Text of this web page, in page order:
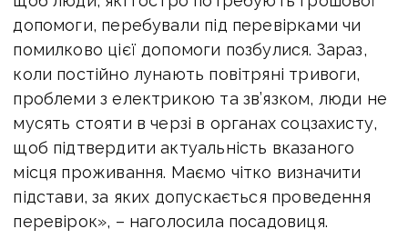
допомоги, перебували під перевірками чи
помилково цієї допомоги позбулися. Зараз,
коли постійно лунають повітряні тривоги,
проблеми з електрикою та зв’язком, люди не
мусять стояти в черзі в органах соцзахисту,
щоб підтвердити актуальність вказаного
місця проживання. Маємо чітко визначити
підстави, за яких допускається проведення
перевірок», – наголосила посадовиця.